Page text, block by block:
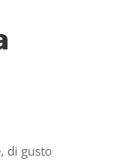
di gusto